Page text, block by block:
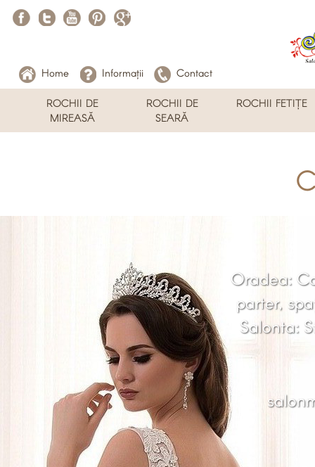
Home Informații Contact
ROCHII DE
MIREASĂ
ROCHII DE
SEARĂ
ROCHII FETIȚE
Oradea:
parter,
Salonta: